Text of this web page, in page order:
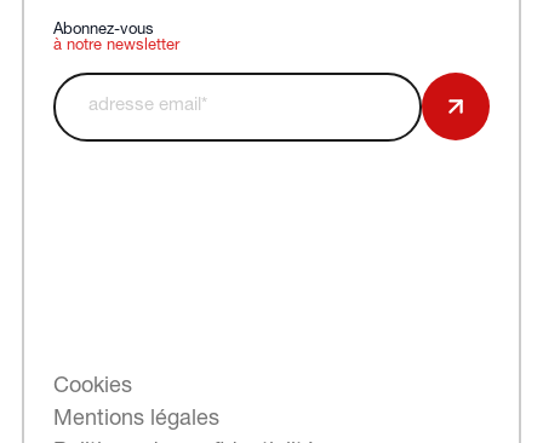
Abonnez-vous
à notre newsletter
Cookies
Mentions légales